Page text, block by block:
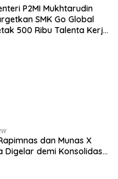
P2MI Mukhtarudin
SMK Go Global
500 Ribu Talenta Kerja
dan Munas X
Digelar demi Konsolidasi